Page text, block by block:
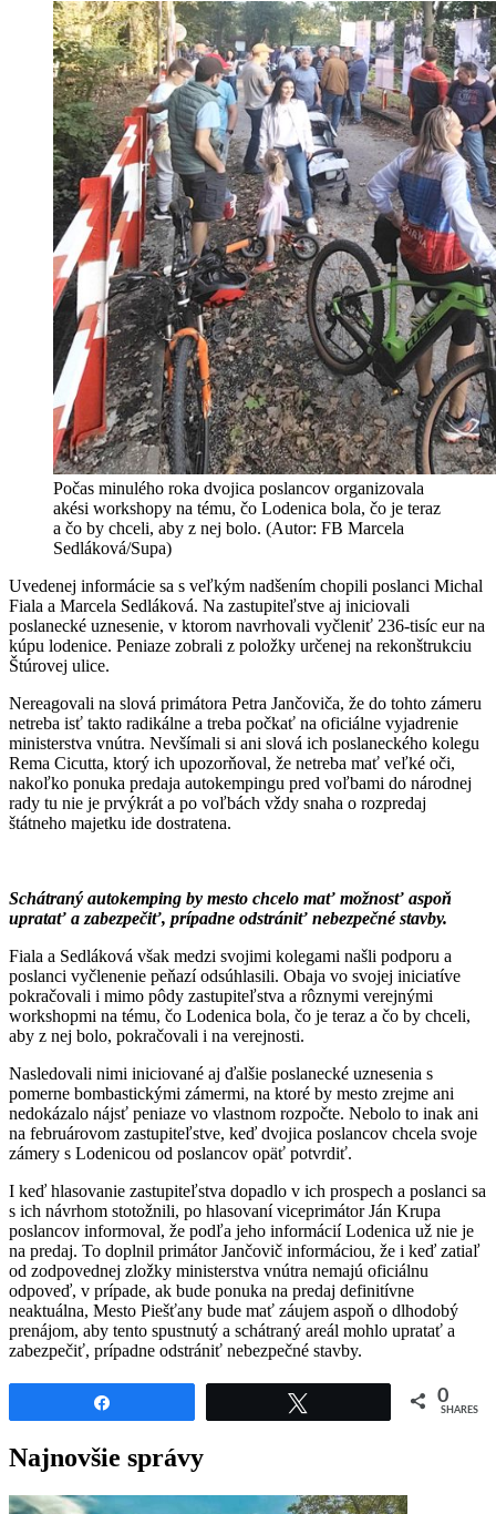
Počas minulého roka dvojica poslancov organizovala
akési workshopy na tému, čo Lodenica bola, čo je teraz
a čo by chceli, aby z nej bolo. (Autor: FB Marcela
Sedláková/Supa)
Uvedenej informácie sa s veľkým nadšením chopili poslanci Michal
Fiala a Marcela Sedláková. Na zastupiteľstve aj iniciovali
poslanecké uznesenie, v ktorom navrhovali vyčleniť 236-tisíc eur na
kúpu lodenice. Peniaze zobrali z položky určenej na rekonštrukciu
Štúrovej ulice.
Nereagovali na slová primátora Petra Jančoviča, že do tohto zámeru
netreba isť takto radikálne a treba počkať na oficiálne vyjadrenie
ministerstva vnútra. Nevšímali si ani slová ich poslaneckého kolegu
Rema Cicutta, ktorý ich upozorňoval, že netreba mať veľké oči,
nakoľko ponuka predaja autokempingu pred voľbami do národnej
rady tu nie je prvýkrát a po voľbách vždy snaha o rozpredaj
štátneho majetku ide dostratena.
Schátraný autokemping by mesto chcelo mať možnosť aspoň
upratať a zabezpečiť, prípadne odstrániť nebezpečné stavby.
Fiala a Sedláková však medzi svojimi kolegami našli podporu a
poslanci vyčlenenie peňazí odsúhlasili. Obaja vo svojej iniciatíve
pokračovali i mimo pôdy zastupiteľstva a rôznymi verejnými
workshopmi na tému, čo Lodenica bola, čo je teraz a čo by chceli,
aby z nej bolo, pokračovali i na verejnosti.
Nasledovali nimi iniciované aj ďalšie poslanecké uznesenia s
pomerne bombastickými zámermi, na ktoré by mesto zrejme ani
nedokázalo nájsť peniaze vo vlastnom rozpočte. Nebolo to inak ani
na februárovom zastupiteľstve, keď dvojica poslancov chcela svoje
zámery s Lodenicou od poslancov opäť potvrdiť.
I keď hlasovanie zastupiteľstva dopadlo v ich prospech a poslanci sa
s ich návrhom stotožnili, po hlasovaní viceprimátor Ján Krupa
poslancov informoval, že podľa jeho informácií Lodenica už nie je
na predaj. To doplnil primátor Jančovič informáciou, že i keď zatiaľ
od zodpovednej zložky ministerstva vnútra nemajú oficiálnu
odpoveď, v prípade, ak bude ponuka na predaj definitívne
neaktuálna, Mesto Piešťany bude mať záujem aspoň o dlhodobý
prenájom, aby tento spustnutý a schátraný areál mohlo upratať a
zabezpečiť, prípadne odstrániť nebezpečné stavby.
0
SHARES
Najnovšie správy